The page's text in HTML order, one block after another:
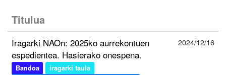
Titulua
Iragarki NAOn: 2025ko aurrekontuen
espedientea. Hasierako onespena.
Bandoa
iragarki taula
2024/12/16